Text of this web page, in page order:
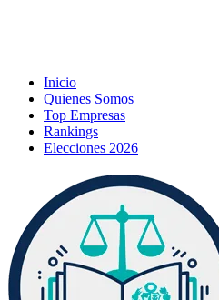
Inicio
Quienes Somos
Top Empresas
Rankings
Elecciones 2026